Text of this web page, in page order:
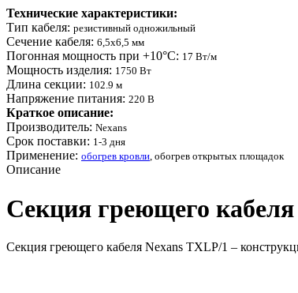
Технические характеристики:
Тип кабеля: резистивный одножильный
Сечение кабеля: 6,5х6,5 мм
Погонная мощность при +10°С: 17 Вт/м
Мощность изделия: 1750 Вт
Длина секции: 102.9 м
Напряжение питания: 220 B
Краткое описание:
Производитель: Nexans
Срок поставки: 1-3 дня
Применение: обогрев кровли, обогрев открытых площадок
Описание
Секция греющего
Секция греющего кабеля Nexans TXLP/1 –